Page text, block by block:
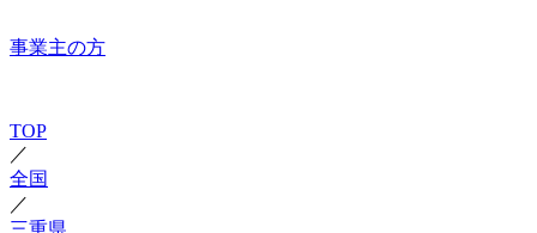
事業主の方
TOP
／
全国
／
三重県